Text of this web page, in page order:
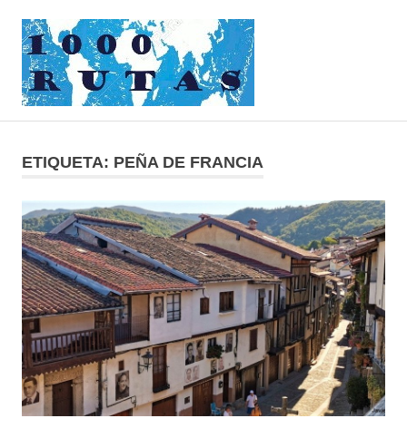
contenido
ruedas
ETIQUETA: PEÑA DE FRANCIA